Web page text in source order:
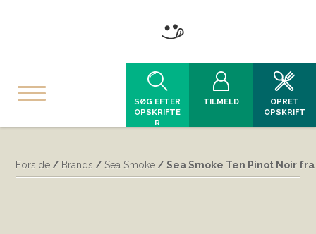
SØG EFTER
OPSKRIFTE
R
TILMELD
OPRET
OPSKRIFT
Forside / Brands / Sea Smoke / Sea Smoke Ten Pinot Noir